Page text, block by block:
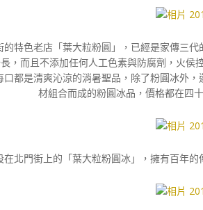
的特色老店「葉大粒粉圓」，已經是家傳三
，而且不添加任何人工色素與防腐劑，火
口都是清爽沁涼的消暑聖品，除了粉圓冰外
材組合而成的粉圓冰品，價格都在四
在北門街上的「葉大粒粉圓冰」，擁有百年